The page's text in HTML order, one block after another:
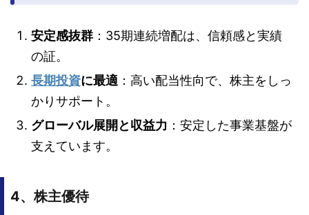
安定感抜群 ：35期連続増配は、信頼感と実績
の証。
長期投資に最適 ：高い配当性向で、株主をしっ
かりサポート。
グローバル展開と収益力 ：安定した事業基盤が
支えています。
4、株主優待